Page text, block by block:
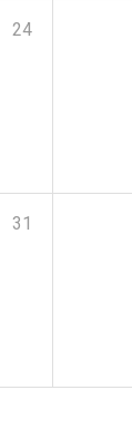
24
31